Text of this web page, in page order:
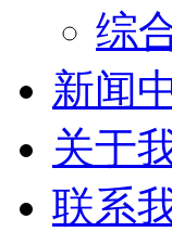
综
新闻
关于
联系